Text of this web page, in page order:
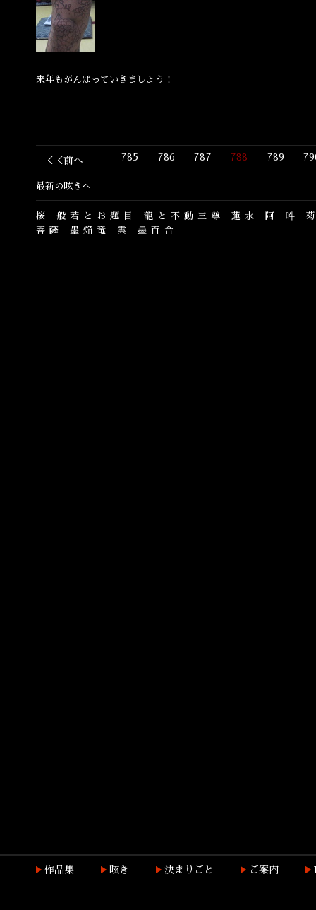
来年もがんばっていきましょう！
＜＜前へ 785 786 787 788 789
最新の呟きへ
桜 般若とお題目 龍と不動三尊 蓮水 阿 吽
菩薩
墨焔竜 雲 墨百合
作品集 呟き 決まりごと ご案内